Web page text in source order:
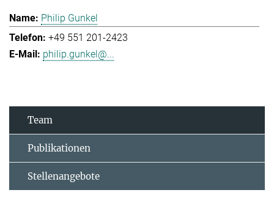
Philip Gunkel
+49 551 201-2423
philip.gunkel@...
Team
Publikationen
Stellenangebote